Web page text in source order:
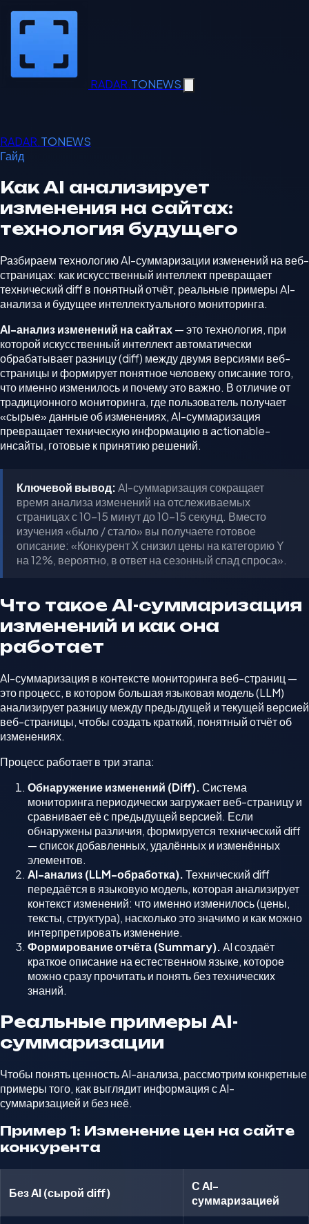
RADAR.TONEWS
RADAR.TONEWS
Гайд
Как AI анализирует
изменения на сайтах:
технология будущего
Разбираем технологию AI-суммаризации изменений на веб-
страницах: как искусственный интеллект превращает
технический diff в понятный отчёт, реальные примеры AI-
анализа и будущее интеллектуального мониторинга.
AI-анализ изменений на сайтах— это технология, при
которой искусственный интеллект автоматически
обрабатывает разницу (diff) между двумя версиями веб-
страницы и формирует понятное человеку описание того,
что именно изменилось и почему это важно. В отличие от
традиционного мониторинга, где пользователь получает
«сырые» данные об изменениях, AI-суммаризация
превращает техническую информацию в actionable-
инсайты, готовые к принятию решений.
Ключевой вывод:AI-суммаризация сокращает
время анализа изменений на отслеживаемых
страницах с 10–15 минут до 10–15 секунд. Вместо
изучения «было / стало» вы получаете готовое
описание: «Конкурент X снизил цены на категорию Y
на 12%, вероятно, в ответ на сезонный спад спроса».
Что такое AI-суммаризация
изменений и как она
работает
AI-суммаризация в контексте мониторинга веб-страниц —
это процесс, в котором большая языковая модель (LLM)
анализирует разницу между предыдущей и текущей версией
веб-страницы, чтобы создать краткий, понятный отчёт об
изменениях.
Процесс работает в три этапа:
Обнаружение изменений (Diff).Система
мониторинга периодически загружает веб-страницу и
сравнивает её с предыдущей версией. Если
обнаружены различия, формируется технический diff
— список добавленных, удалённых и изменённых
элементов.
AI-анализ (LLM-обработка).Технический diff
передаётся в языковую модель, которая анализирует
контекст изменений: что именно изменилось (цены,
тексты, структура), насколько это значимо и как можно
интерпретировать изменение.
Формирование отчёта (Summary).AI создаёт
краткое описание на естественном языке, которое
можно сразу прочитать и понять без технических
знаний.
Реальные примеры AI-
суммаризации
Чтобы понять ценность AI-анализа, рассмотрим конкретные
примеры того, как выглядит информация с AI-
суммаризацией и без неё.
Пример 1: Изменение цен на сайте
конкурента
Без AI (сырой diff)
С AI-
суммаризацией